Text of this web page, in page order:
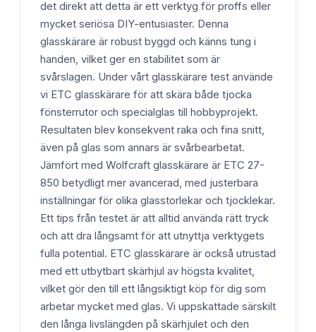
det direkt att detta är ett verktyg för proffs eller
mycket seriösa DIY-entusiaster. Denna
glasskärare är robust byggd och känns tung i
handen, vilket ger en stabilitet som är
svårslagen. Under vårt glasskärare test använde
vi ETC glasskärare för att skära både tjocka
fönsterrutor och specialglas till hobbyprojekt.
Resultaten blev konsekvent raka och fina snitt,
även på glas som annars är svårbearbetat.
Jämfört med Wolfcraft glasskärare är ETC 27-
850 betydligt mer avancerad, med justerbara
inställningar för olika glasstorlekar och tjocklekar.
Ett tips från testet är att alltid använda rätt tryck
och att dra långsamt för att utnyttja verktygets
fulla potential. ETC glasskärare är också utrustad
med ett utbytbart skärhjul av högsta kvalitet,
vilket gör den till ett långsiktigt köp för dig som
arbetar mycket med glas. Vi uppskattade särskilt
den långa livslängden på skärhjulet och den